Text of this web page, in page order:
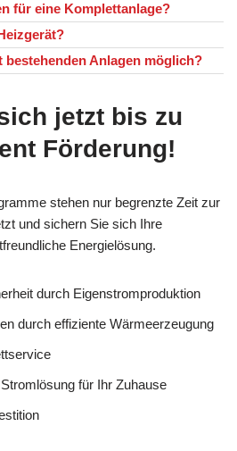
für eine Komplettanlage?
Anlagen möglich?
jetzt bis zu
Förderung!
stehen nur begrenzte Zeit zur
und sichern Sie sich Ihre
Energielösung.
durch Eigenstromproduktion
durch effiziente Wärmeerzeugung
für Ihr Zuhause